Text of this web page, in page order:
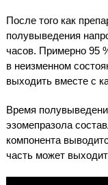
После того как
полувыведения
часов. Примерно 95
в неизменном
выходить вместе с
Время
эзомепразола
компонента
часть может